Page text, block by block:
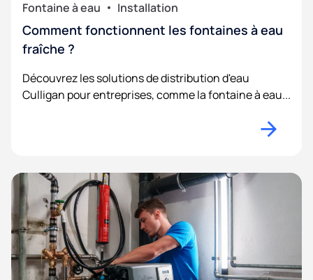
Fontaine à eau Installation
Comment fonctionnent les fontaines à eau
fraîche ?
Découvrez les solutions de distribution d'eau
Culligan pour entreprises, comme la fontaine à eau...